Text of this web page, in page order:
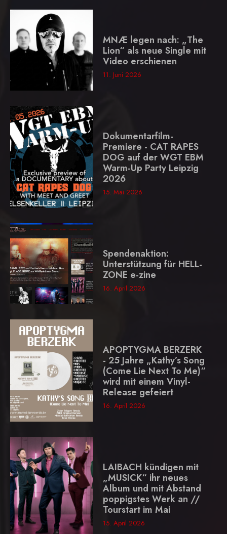
MNÆ legen nach: „The
Lion“ als neue Single mit
Video erschienen
11. Juni 2026
Dokumentarfilm-
Premiere - CAT RAPES
DOG auf der WGT EBM
Warm-Up Party Leipzig
2026
15. Mai 2026
Spendenaktion:
Unterstützung für HELL-
ZONE e-zine
16. April 2026
APOPTYGMA BERZERK
- 25 Jahre „Kathy’s Song
(Come Lie Next To Me)“
wird mit einem Vinyl-
Release gefeiert
16. April 2026
LAIBACH kündigen mit
„MUSICK“ ihr neues
Album und mit Abstand
poppigstes Werk an //
Tourstart im Mai
15. April 2026